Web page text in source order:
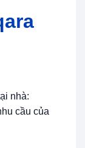
nhà:
cầu của